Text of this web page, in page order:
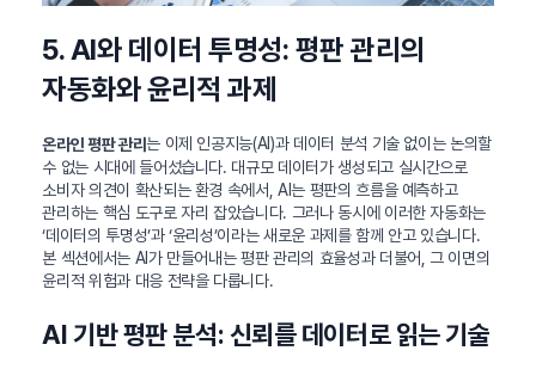
5. AI와 데이터 투명성: 평판 관리의
자동화와 윤리적 과제
온라인 평판 관리는 이제 인공지능(AI)과 데이터 분석 기술 없이는 논의할
수 없는 시대에 들어섰습니다. 대규모 데이터가 생성되고 실시간으로
소비자 의견이 확산되는 환경 속에서, AI는 평판의 흐름을 예측하고
관리하는 핵심 도구로 자리 잡았습니다. 그러나 동시에 이러한 자동화는
‘데이터의 투명성’과 ‘윤리성’이라는 새로운 과제를 함께 안고 있습니다.
본 섹션에서는 AI가 만들어내는 평판 관리의 효율성과 더불어, 그 이면의
윤리적 위험과 대응 전략을 다룹니다.
AI 기반 평판 분석: 신뢰를 데이터로 읽는 기술